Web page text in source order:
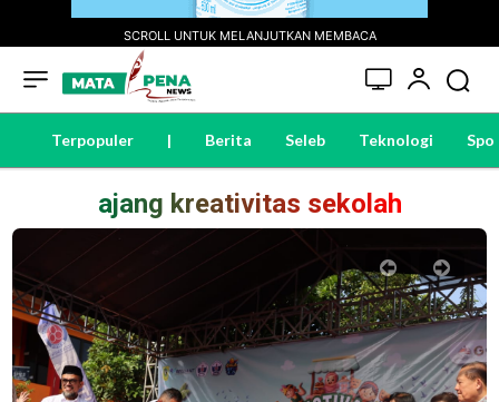
SCROLL UNTUK MELANJUTKAN MEMBACA
Terpopuler | Berita Seleb Teknologi
ajang kreativitas sekolah